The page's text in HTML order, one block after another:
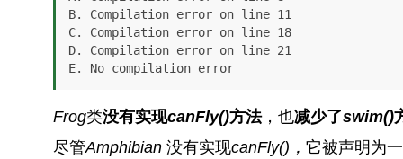
B. Compilation error on line 11
C. Compilation error on line 18
D. Compilation error on line 21
E. No compilation error
Frog类没有实现canFly()方法，也减少了swim()
尽管Amphibian 没有实现canFly()， 它被声明为